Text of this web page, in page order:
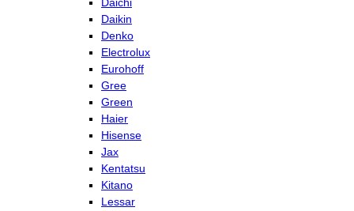
Daichi
Daikin
Denko
Electrolux
Eurohoff
Gree
Green
Haier
Hisense
Jax
Kentatsu
Kitano
Lessar